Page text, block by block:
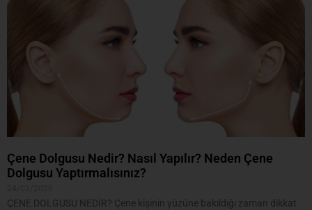
Çene Dolgusu Nedir? Nasıl Yapılır? Neden Çene
Dolgusu Yaptırmalısınız?
ÇENE DOLGUSU NEDİR? Çene kişinin yüzüne bakıldığı zaman dikkat